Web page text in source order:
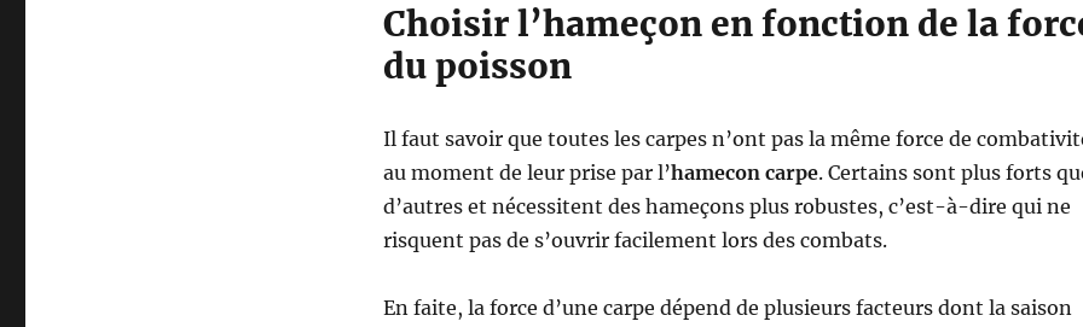
Choisir l’hameçon en fonction de la
du poisson
Il faut savoir que toutes les carpes n’ont pas la même force de
au moment de leur prise par l’hamecon carpe. Certains sont plus forts
d’autres et nécessitent des hameçons plus robustes, c’est-à-dire qui ne
risquent pas de s’ouvrir facilement lors des combats.
En faite, la force d’une carpe dépend de plusieurs facteurs dont la saison